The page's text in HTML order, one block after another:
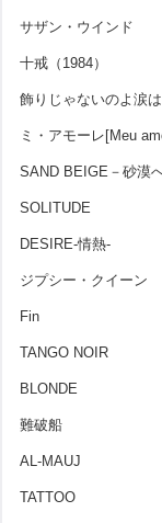
サザン・ウインド
十戒（1984）
飾りじゃないのよ涙は
ミ・アモーレ[Meu
SAND BEIGE－砂漠
SOLITUDE
DESIRE-情熱-
ジプシー・クイーン
Fin
TANGO NOIR
BLONDE
難破船
AL-MAUJ
TATTOO